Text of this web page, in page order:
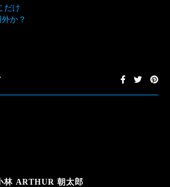
だけ
か？
林 ARTHUR 朝太郎